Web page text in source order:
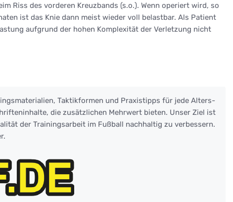
Riss des vorderen Kreuzbands (s.o.). Wenn operiert wird, so
ist das Knie dann meist wieder voll belastbar. Als Patient
aufgrund der hohen Komplexität der Verletzung nicht
Taktikformen und Praxistipps für jede Alters-
die zusätzlichen Mehrwert bieten. Unser Ziel ist
der Trainingsarbeit im Fußball nachhaltig zu verbessern.